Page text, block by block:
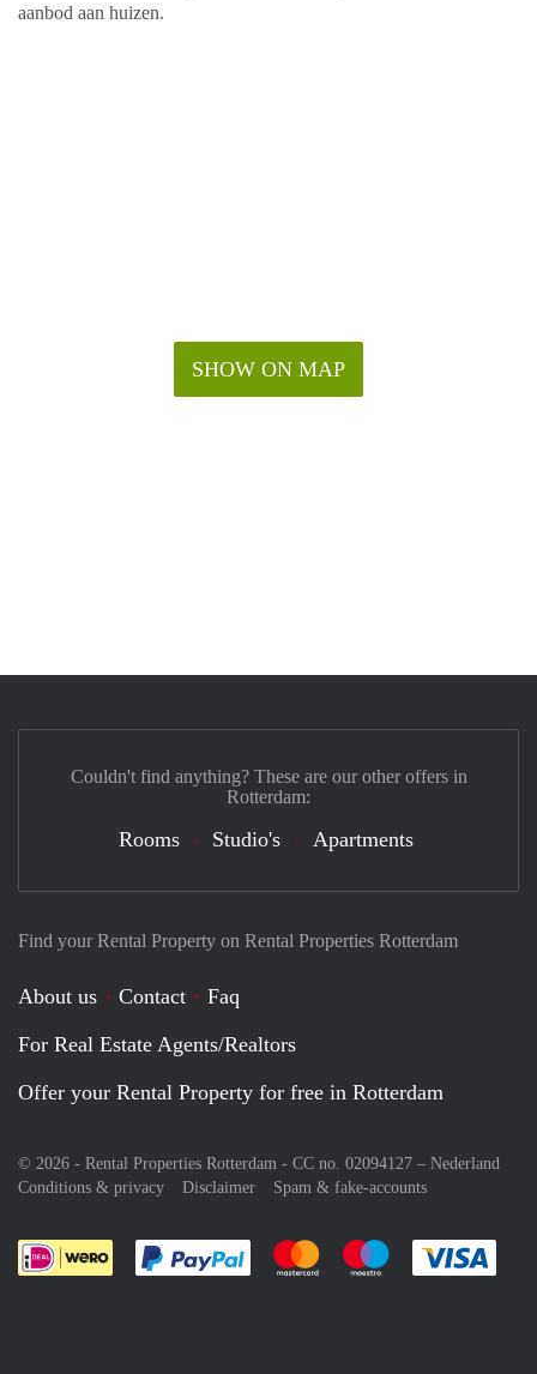
aanbod aan huizen.
SHOW ON MAP
Find your Rental Property on Rental Properties Rotterdam
About us Contact
Faq
For Real Estate Agents/Realtors
Offer your Rental Property for free in Rotterdam
© 2026 - Rental Properties Rotterdam - CC no. 02094127 – Nederland
Conditions & privacy
Disclaimer Spam & fake-accounts
Pay easily with :payment method
Pay easily with :payment
Pay easily with
Couldn't find anything? These are our other offers in
Rotterdam:
Rooms Studio's Apartments